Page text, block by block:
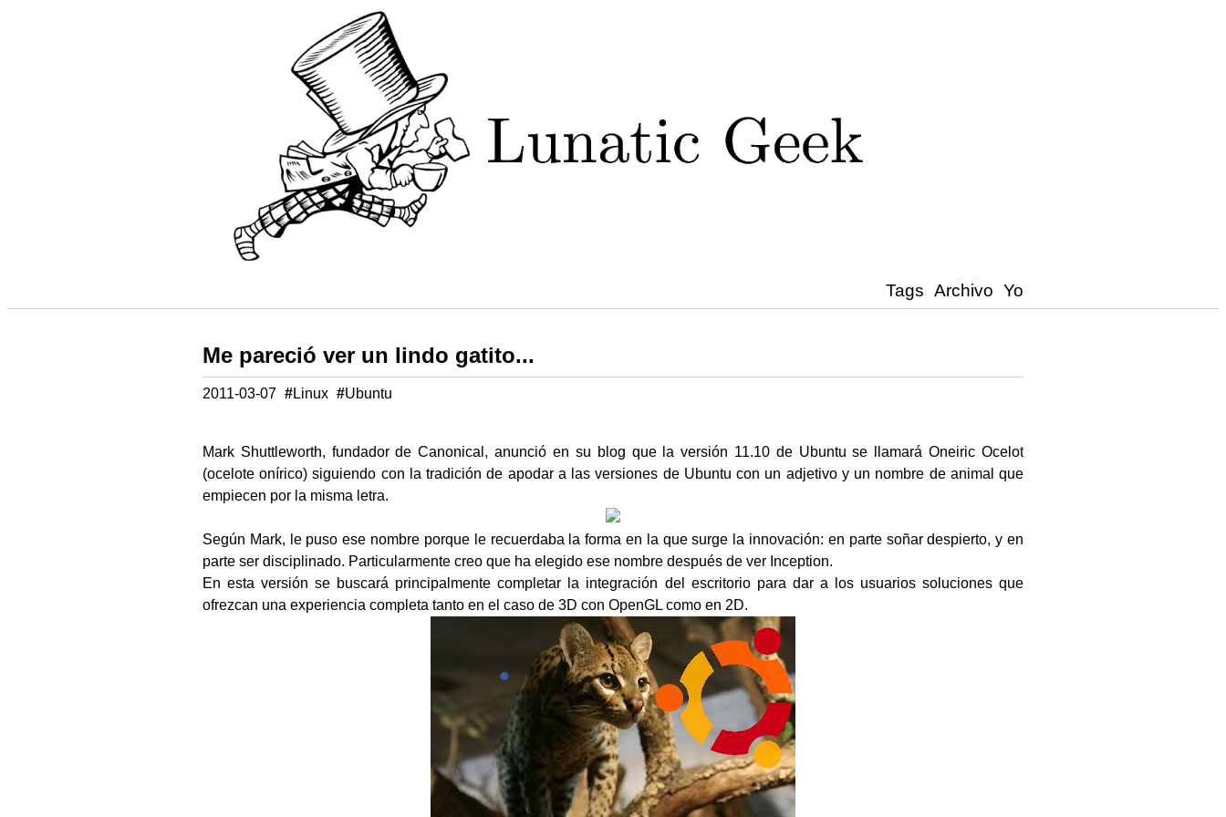
Tags Archivo Yo
Me pareció ver un lindo gatito...
2011-03-07 #Linux #Ubuntu
Mark Shuttleworth, fundador de Canonical, anunció en su blog que la versión 11.10 de Ubuntu se llamará Oneiric Ocelot
(ocelote onírico) siguiendo con la tradición de apodar a las versiones de Ubuntu con un adjetivo y un nombre de animal que
empiecen por la misma letra.
Según Mark, le puso ese nombre porque le recuerdaba la forma en la que surge la innovación: en parte soñar despierto, y en
parte ser disciplinado. Particularmente creo que ha elegido ese nombre después de ver Inception.
En esta versión se buscará principalmente completar la integración del escritorio para dar a los usuarios soluciones que
ofrezcan una experiencia completa tanto en el caso de 3D con OpenGL como en 2D.